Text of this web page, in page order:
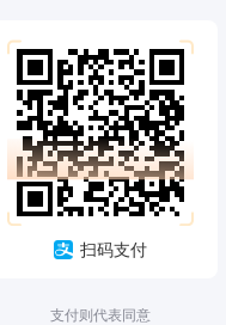
扫码支付
支付则代表同意